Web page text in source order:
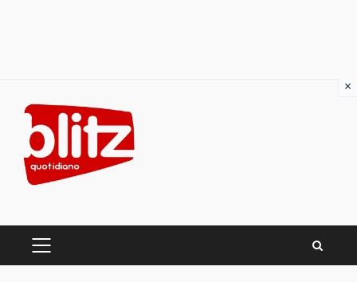
content
PRIMARY
×